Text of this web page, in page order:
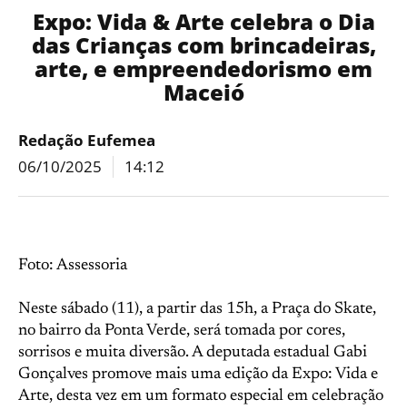
Expo: Vida & Arte celebra o Dia
das Crianças com brincadeiras,
arte, e empreendedorismo em
Maceió
Redação Eufemea
06/10/2025
14:12
Foto: Assessoria
Neste sábado (11), a partir das 15h, a Praça do Skate,
no bairro da Ponta Verde, será tomada por cores,
sorrisos e muita diversão. A deputada estadual Gabi
Gonçalves promove mais uma edição da Expo: Vida e
Arte, desta vez em um formato especial em celebração